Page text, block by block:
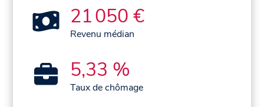
21 050 €
Revenu médian
5,33 %
Taux de chômage